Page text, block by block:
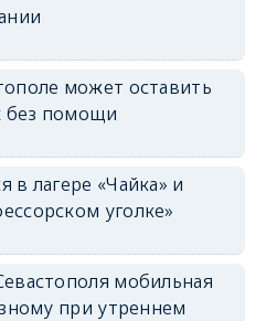
может оставить
без помощи
лагере «Чайка» и
уголке»
мобильная
при утреннем